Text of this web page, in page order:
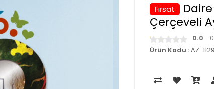
Fırsat
Çerçeveli
0.0 -
Ürün Kodu :AZ-1129